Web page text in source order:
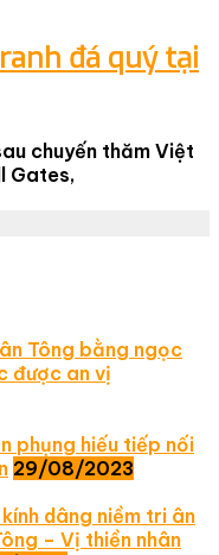
đá quý tại
chuyến thăm Việt
Gates,
Tông bằng ngọc
được an vị
phụng hiếu tiếp nối
29/08/2023
dâng niềm tri ân
– Vị thiền nhân